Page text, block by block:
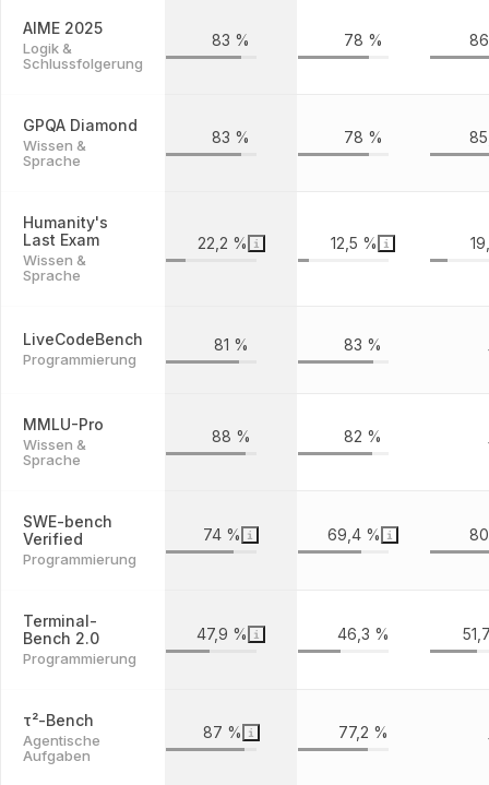
AIME 2025
Logik &
Schlussfolgerung
83 % 78 %
GPQA Diamond
Wissen &
Sprache
83 % 78 %
Humanity's
Last Exam
Wissen &
Sprache
22,2 % 12,5 %
LiveCodeBench
Programmierung
81 % 83 %
MMLU-Pro
Wissen &
Sprache
88 % 82 %
SWE-bench
Verified
Programmierung
74 % 69,4 %
Terminal-
Bench 2.0
Programmierung
47,9 % 46,3 %
τ²-Bench
Agentische
Aufgaben
87 % 77,2 %